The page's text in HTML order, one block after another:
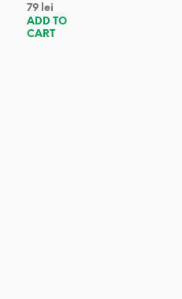
79 lei
ADD TO
CART